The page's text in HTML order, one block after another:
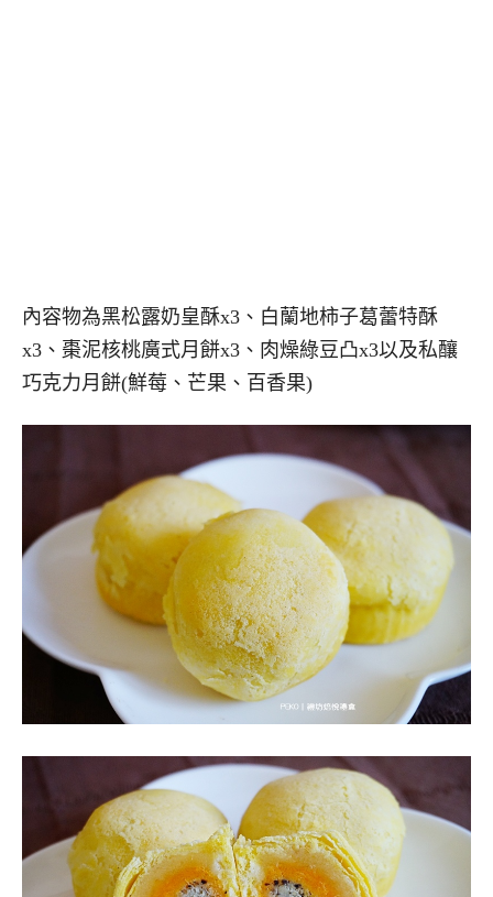
內容物為黑松露奶皇酥x3、白蘭地柿子葛蕾特酥
x3、棗泥核桃廣式月餅x3、肉燥綠豆凸x3以及私釀
巧克力月餅(鮮莓、芒果、百香果)